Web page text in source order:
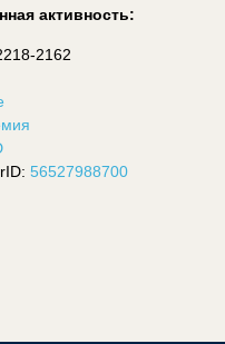
активность:
2162
: 56527988700